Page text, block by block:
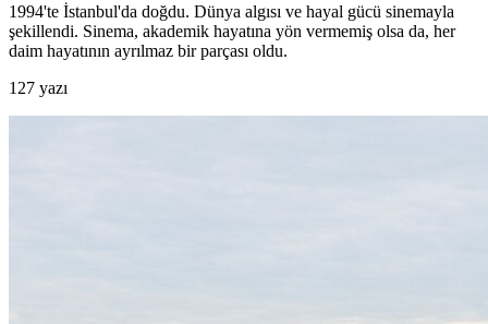
1994'te İstanbul'da doğdu. Dünya algısı ve hayal gücü sinemayla
şekillendi. Sinema, akademik hayatına yön vermemiş olsa da, her
daim hayatının ayrılmaz bir parçası oldu.
127 yazı